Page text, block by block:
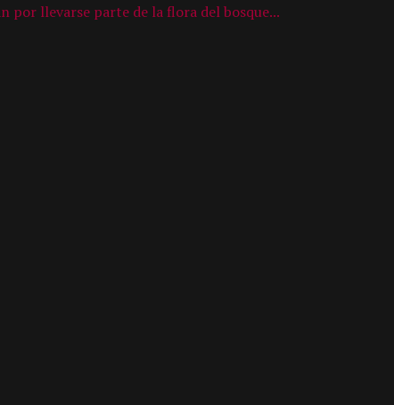
por llevarse parte de la flora del bosque...